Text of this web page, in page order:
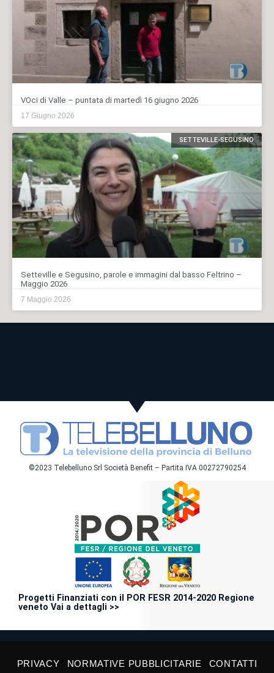
VOci di Valle – puntata di martedì 16 giugno 2026
17 Giugno 2026
SETTEVILLE-SEGUSINO
Setteville e Segusino, parole e immagini dal basso Feltrino –
Maggio 2026
7 Maggio 2026
©2023 Telebelluno Srl Società Benefit – Partita IVA 00272790254
Progetti Finanziati con il POR FESR 2014-2020 Regione
veneto Vai a dettagli >>
PRIVACY NORMATIVE PUBBLICITARIE CONTATTI